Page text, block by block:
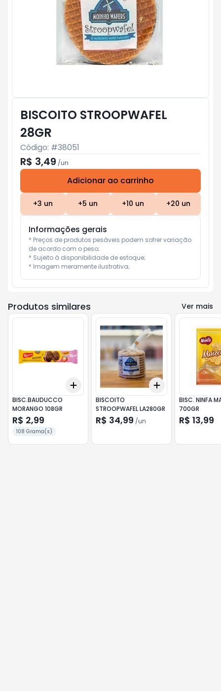
BISCOITO STROOPWAFEL
28GR
Código: #38051
R$ 3,49 /un
Adicionar ao carrinho
+3 un +5 un +10 un +20 un
Informações gerais
* Preços de produtos pesáveis podem sofrer variação
de acordo com o peso;
* Sujeito à disponibilidade de estoque;
* Imagem meramente ilustrativa;
Produtos similares Ver mais
+5 +10
Add
BISC.BAUDUCCO
MORANGO 108GR
R$ 2,99
108 Grama(s)
+10
Add
BISCOITO
STROOPWAFEL LA280GR
R$ 34,99 /un
BISC. NINFA
700GR
R$ 13,99